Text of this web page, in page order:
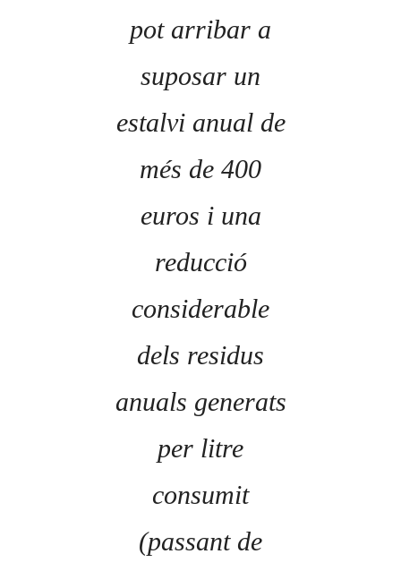
pot arribar a
suposar un
estalvi anual de
més de 400
euros i una
reducció
considerable
dels residus
anuals generats
per litre
consumit
(passant de